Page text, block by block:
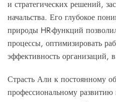
и стратегических решений,
начальства. Его глубокое
природы HR-функций
процессы, оптимизировать
эффективность организаций,
Страсть Али к постоянному
профессиональному